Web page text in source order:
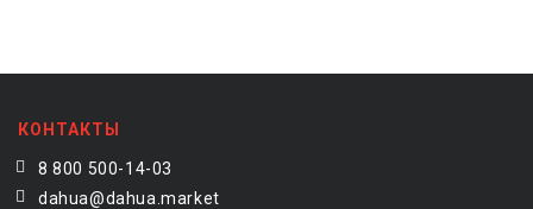
КОНТАКТЫ
8 800 500-14-03
dahua@dahua.market